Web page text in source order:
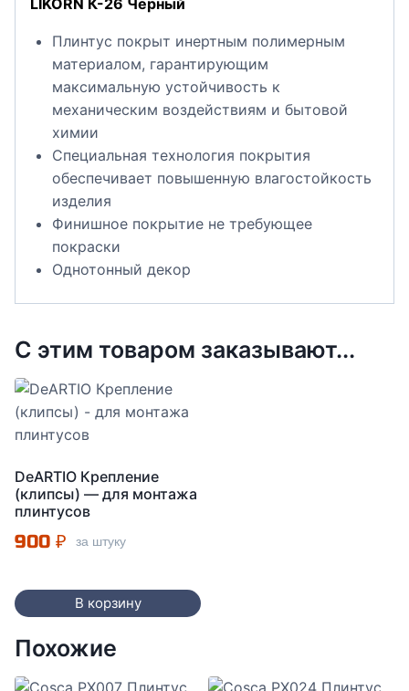
Плинтус покрыт инертным полимерным
материалом, гарантирующим
максимальную устойчивость к
механическим воздействиям и бытовой
химии
Специальная технология покрытия
обеспечивает повышенную влагостойкость
изделия
Финишное покрытие не требующее
покраски
Однотонный декор
С этим товаром заказывают...
DeARTIO Крепление
(клипсы) — для монтажа
плинтусов
900 ₽ за штуку
В корзину
Похожие